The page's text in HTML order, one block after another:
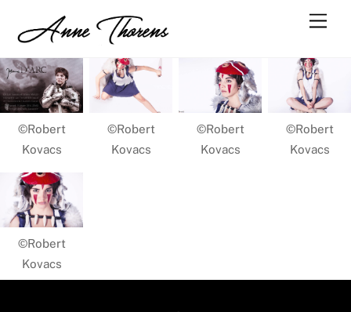
©Robert
Kovacs
©Robert
Kovacs
©Robert
Kovacs
©Robert
Kovacs
©Robert
Kovacs